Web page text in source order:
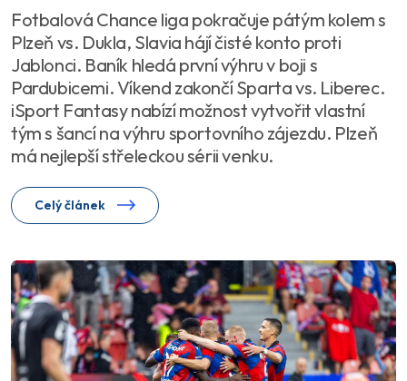
Fotbalová Chance liga pokračuje pátým kolem s
Plzeň vs. Dukla, Slavia hájí čisté konto proti
Jablonci. Baník hledá první výhru v boji s
Pardubicemi. Víkend zakončí Sparta vs. Liberec.
iSport Fantasy nabízí možnost vytvořit vlastní
tým s šancí na výhru sportovního zájezdu. Plzeň
má nejlepší střeleckou sérii venku.
Celý článek